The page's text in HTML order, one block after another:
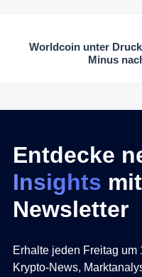
Worldcoin unter
Minus
Entdecke
Insights
Newsletter
Erhalte jeden Freitag
Krypto-News,